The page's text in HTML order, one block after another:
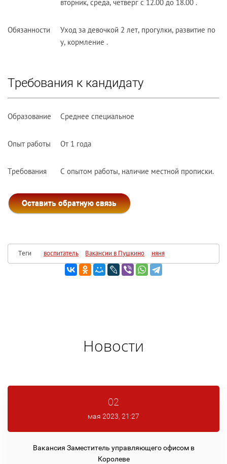
вторник, среда, четверг с 12.00 до 18.00 .
Обязанности
Уход за девочкой 2 лет, прогулки, развитие по
у, кормление .
Требования к кандидату
Образование Среднее специальное
Опыт работы От 1 года
Требования С опытом работы, наличие местной прописки.
Теги воспитатель Вакансии в Пушкино няня
Новости
02
мая 2023, 21:27
Вакансия Заместитель управляющего офисом в
Королеве